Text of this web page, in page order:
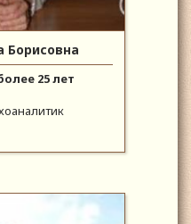
Борисовна
25 лет